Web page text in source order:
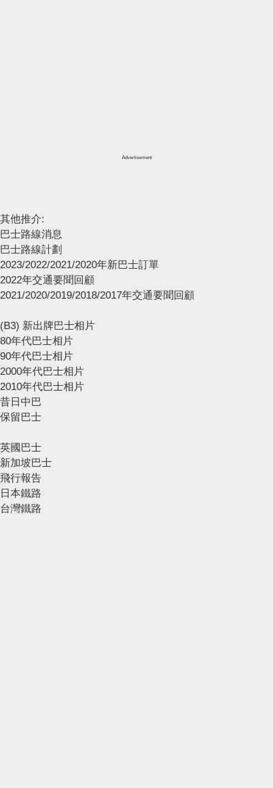
Advertisement
其他推介:
巴士路線消息
巴士路線計劃
2023/2022/2021/2020年新巴士訂單
2022年交通要聞回顧
2021/2020/2019/2018/2017年交通要聞回顧
(B3) 新出牌巴士相片
80年代巴士相片
90年代巴士相片
2000年代巴士相片
2010年代巴士相片
昔日中巴
保留巴士
英國巴士
新加坡巴士
飛行報告
日本鐵路
台灣鐵路